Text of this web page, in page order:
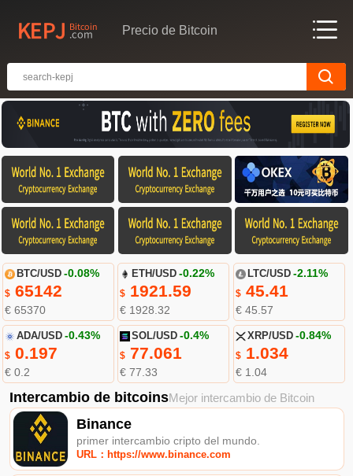
Precio de Bitcoin
BTC/USD -0.08%
$65142
€ 65370
ETH/USD -0.22%
$ 1921.59
€ 1928.32
LTC/USD -2.11%
$45.41
€ 45.57
ADA/USD -0.43%
$0.197
€ 0.2
SOL/USD -0.4%
$ 77.061
€ 77.33
XRP/USD -0.84%
$1.034
€ 1.04
Intercambio de bitcoinsMejor intercambio de Bitcoin
Binance
primer intercambio cripto del mundo.
URL：https://www.binance.com